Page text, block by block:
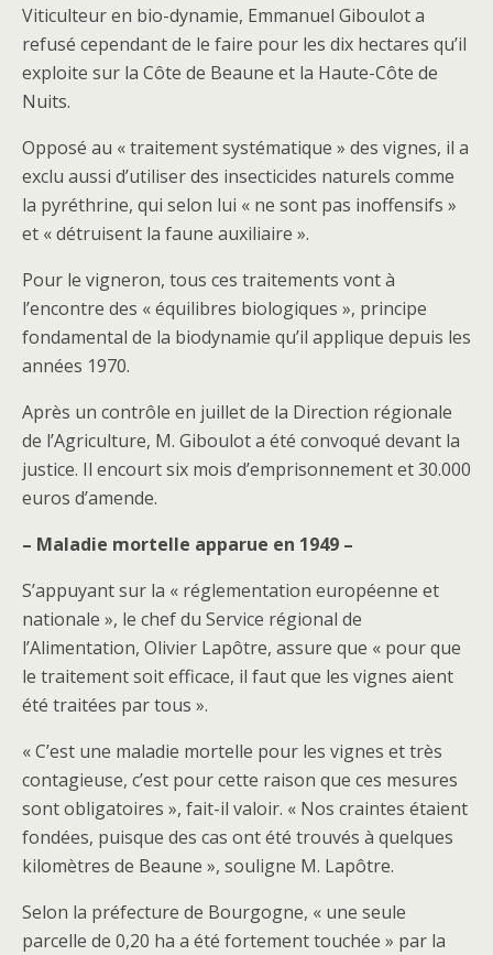
Viticulteur en bio-dynamie, Emmanuel Giboulot a
refusé cependant de le faire pour les dix hectares qu’il
exploite sur la Côte de Beaune et la Haute-Côte de
Nuits.
Opposé au « traitement systématique » des vignes, il a
exclu aussi d’utiliser des insecticides naturels comme
la pyréthrine, qui selon lui « ne sont pas inoffensifs »
et « détruisent la faune auxiliaire ».
Pour le vigneron, tous ces traitements vont à
l’encontre des « équilibres biologiques », principe
fondamental de la biodynamie qu’il applique depuis les
années 1970.
Après un contrôle en juillet de la Direction régionale
de l’Agriculture, M. Giboulot a été convoqué devant la
justice. Il encourt six mois d’emprisonnement et 30.000
euros d’amende.
– Maladie mortelle apparue en 1949 –
S’appuyant sur la « réglementation européenne et
nationale », le chef du Service régional de
l’Alimentation, Olivier Lapôtre, assure que « pour que
le traitement soit efficace, il faut que les vignes aient
été traitées par tous ».
« C’est une maladie mortelle pour les vignes et très
contagieuse, c’est pour cette raison que ces mesures
sont obligatoires », fait-il valoir. « Nos craintes étaient
fondées, puisque des cas ont été trouvés à quelques
kilomètres de Beaune », souligne M. Lapôtre.
Selon la préfecture de Bourgogne, « une seule
parcelle de 0,20 ha a été fortement touchée » par la